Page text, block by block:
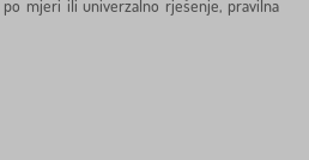
mjeri ili univerzalno rješenje, pravilna